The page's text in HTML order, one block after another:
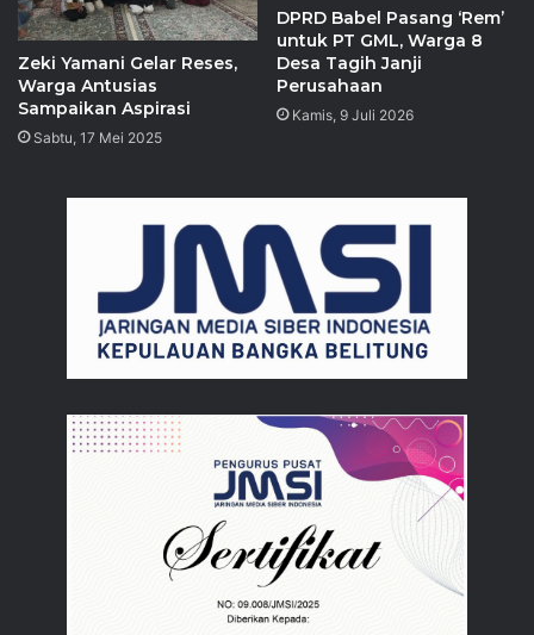
Zeki Yamani Gelar Reses,
Warga Antusias
Sampaikan Aspirasi
Sabtu, 17 Mei 2025
DPRD Babel Pasang ‘Rem’
untuk PT GML, Warga 8
Desa Tagih Janji
Perusahaan
Kamis, 9 Juli 2026